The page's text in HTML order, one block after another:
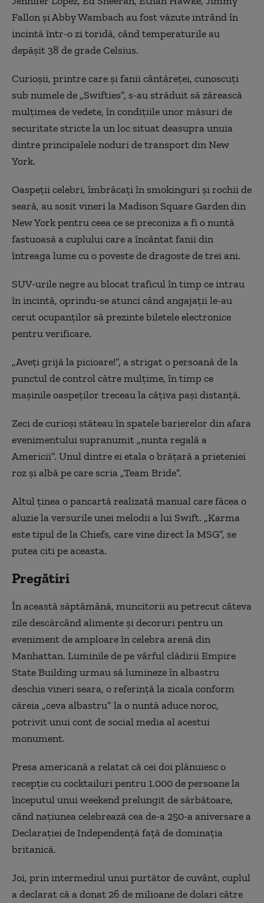
Fallon şi Abby Wambach au fost văzute intrând în
incintă într-o zi toridă, când temperaturile au
depăşit 38 de grade Celsius.
Curioşii, printre care şi fanii cântăreţei, cunoscuţi
sub numele de „Swifties”, s-au străduit să zărească
mulţimea de vedete, în condiţiile unor măsuri de
securitate stricte la un loc situat deasupra unuia
dintre principalele noduri de transport din New
York.
Oaspeţii celebri, îmbrăcaţi în smokinguri şi rochii de
seară, au sosit vineri la Madison Square Garden din
New York pentru ceea ce se preconiza a fi o nuntă
fastuoasă a cuplului care a încântat fanii din
întreaga lume cu o poveste de dragoste de trei ani.
SUV-urile negre au blocat traficul în timp ce intrau
în incintă, oprindu-se atunci când angajaţii le-au
cerut ocupanţilor să prezinte biletele electronice
pentru verificare.
„Aveţi grijă la picioare!”, a strigat o persoană de la
punctul de control către mulţime, în timp ce
maşinile oaspeţilor treceau la câţiva paşi distanţă.
Zeci de curioşi stăteau în spatele barierelor din afara
evenimentului supranumit „nunta regală a
Americii”. Unul dintre ei etala o brăţară a prieteniei
roz şi albă pe care scria „Team Bride”.
Altul ţinea o pancartă realizată manual care făcea o
aluzie la versurile unei melodii a lui Swift. „Karma
este tipul de la Chiefs, care vine direct la MSG”, se
putea citi pe aceasta.
Pregătiri
În această săptămână, muncitorii au petrecut câteva
zile descărcând alimente şi decoruri pentru un
eveniment de amploare în celebra arenă din
Manhattan. Luminile de pe vârful clădirii Empire
State Building urmau să lumineze în albastru
deschis vineri seara, o referinţă la zicala conform
căreia „ceva albastru” la o nuntă aduce noroc,
potrivit unui cont de social media al acestui
monument.
Presa americană a relatat că cei doi plănuiesc o
recepţie cu cocktailuri pentru 1.000 de persoane la
începutul unui weekend prelungit de sărbătoare,
când naţiunea celebrează cea de-a 250-a aniversare a
Declaraţiei de Independenţă faţă de dominaţia
britanică.
Joi, prin intermediul unui purtător de cuvânt, cuplul
a declarat că a donat 26 de milioane de dolari către